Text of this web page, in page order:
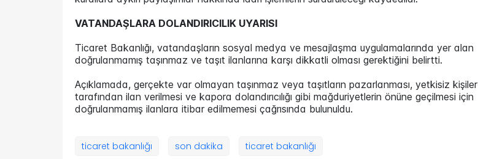
VATANDAŞLARA DOLANDIRICILIK UYARISI
Ticaret Bakanlığı, vatandaşların sosyal medya ve mesajlaşma uygulamalarında yer alan
doğrulanmamış taşınmaz ve taşıt ilanlarına karşı dikkatli olması gerektiğini belirtti.
Açıklamada, gerçekte var olmayan taşınmaz veya taşıtların pazarlanması, yetkisiz kişiler
tarafından ilan verilmesi ve kapora dolandırıcılığı gibi mağduriyetlerin önüne geçilmesi için
doğrulanmamış ilanlara itibar edilmemesi çağrısında bulunuldu.
ticaret bakanlığı son dakika ticaret bakanlığı